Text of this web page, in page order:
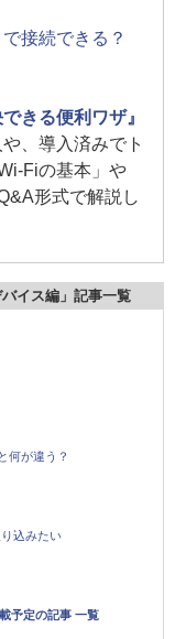
接続できる？
きる便利ワザ』
、導入済みでト
Fiの基本」や
形式で解説し
イス編」記事一覧
何が違う？
込みたい
予定の記事 一覧